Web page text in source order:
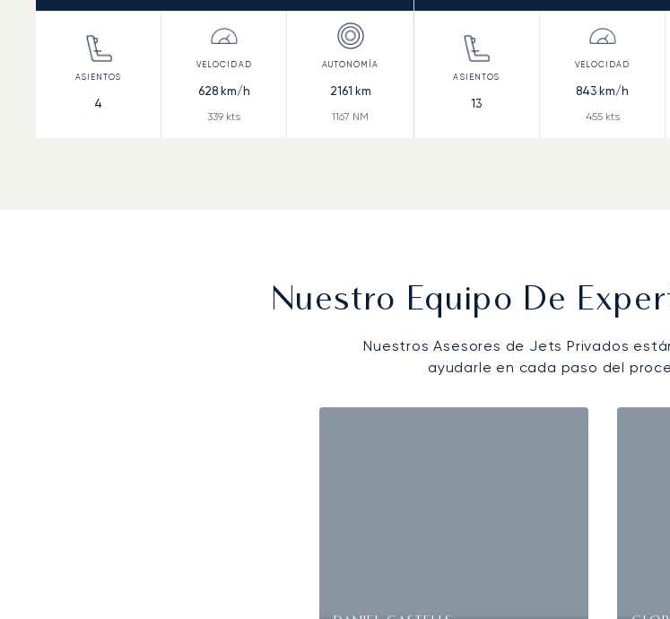
4
628km/h
339 kts
2161 km
1167 NM
13
843 km/h
455kts
Nuestro Equipo De
Nuestros Asesores de Jets Privados
ayudarle en cada paso del